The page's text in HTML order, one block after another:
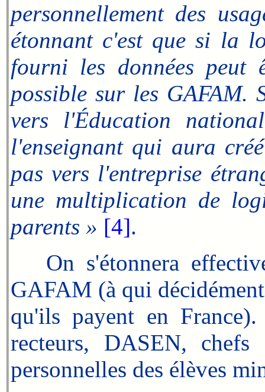
personnellement des
étonnant c'est que si la
fourni les données peut
possible sur les GAFAM.
vers l'Éducation
l'enseignant qui aura
pas vers l'entreprise
une multiplication de
parents » [4].
On s'étonnera
GAFAM (à qui
qu'ils payent en
recteurs, DASEN, chefs
personnelles des élèves